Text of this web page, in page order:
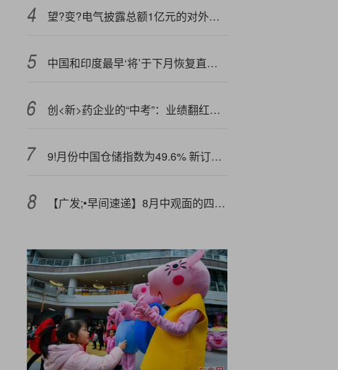
望?变?电气披露总额1亿元的对外担保，被担保方为云南变压器电气股份有限公司
中国和印度最早‘将’于下月恢复直航？外交部回应
创<新>药企业的“中考”：业绩翻红为何提振不了股价？
9!月份中国仓储指数为49.6% 新订单指数重回扩张区间
【广发;•早间速递】8月中观面的四个景气线索